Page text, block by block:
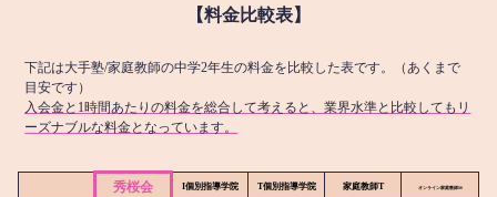
【料金比較表】
下記は大手塾/家庭教師の中学2年生の料金を比較した表です。（あくまで
目安です）
入会金と1時間あたりの料金を総合して考えると、業界水準と比較してもリ
ーズナブルな料金となっています。
秀桜会 I個別指導学院 T個別指導学院 家庭教師T オンライン家庭教師M